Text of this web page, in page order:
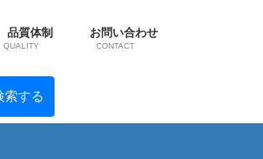
品質体制
QUALITY
お問い合わせ
CONTACT